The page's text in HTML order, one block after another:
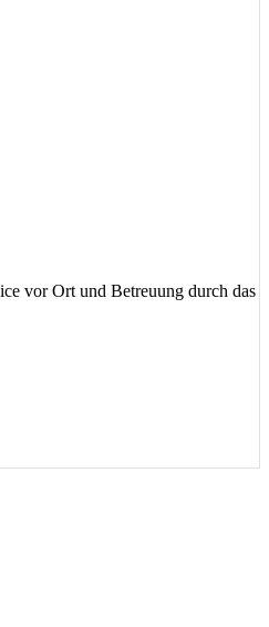
vor Ort und Betreuung durch das